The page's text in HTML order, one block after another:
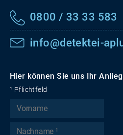
0800 / 33 33 583
info@detektei-
Hier können Sie uns Ihr
¹ Pflichtfeld